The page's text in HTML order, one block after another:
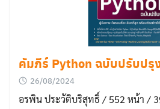
คัมภีร์ Python ฉบับปรับปรุ
26/08/2024
อรพิน ประวัติบริสุทธิ์ / 552 หน้า /